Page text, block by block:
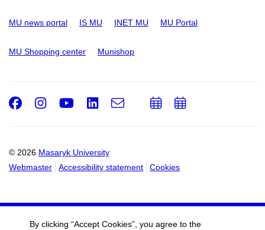
MU news portal IS MU INET MU MU Portal
MU Shopping center Munishop
© 2026 Masaryk University
Webmaster
Accessibility statement Cookies
Facebook
Instagram
Youtube
LinkedIn
e-
AddAdd
By clicking “Accept Cookies”, you agree to the